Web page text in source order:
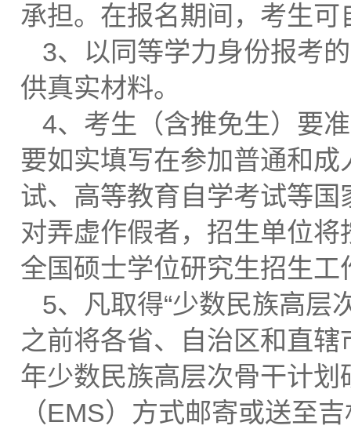
承担。在报名期间，考生
3、以同等学力身份报考
供真实材料。
4、考生（含推免生）要
要如实填写在参加普通和
试、高等教育自学考试等
对弄虚作假者，招生单位
全国硕士学位研究生招生
5、凡取得“少数民族高层
之前将各省、自治区和直
年少数民族高层次骨干计
（EMS）方式邮寄或送至